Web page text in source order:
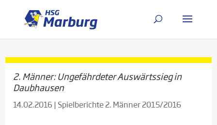
2. Männer: Ungefährdeter Auswärtssieg in
Daubhausen
14.02.2016 | Spielberichte 2. Männer 2015/2016